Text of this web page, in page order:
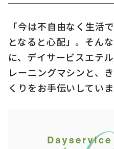
「今は不自由なく生活
となると心配」。そん
に、デイサービスエテ
レーニングマシンと、
くりをお手伝いしていま